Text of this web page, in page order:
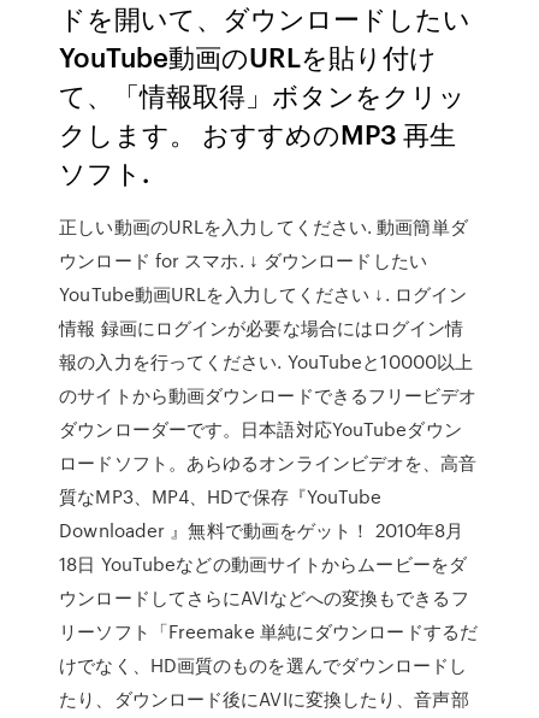
ドを開いて、ダウンロードしたい
YouTube動画のURLを貼り付け
て、「情報取得」ボタンをクリッ
クします。 おすすめのMP3 再生
ソフト.
正しい動画のURLを入力してください. 動画簡単ダ
ウンロード for スマホ. ↓ ダウンロードしたい
YouTube動画URLを入力してください ↓. ログイン
情報 録画にログインが必要な場合にはログイン情
報の入力を行ってください. YouTubeと10000以上
のサイトから動画ダウンロードできるフリービデオ
ダウンローダーです。日本語対応YouTubeダウン
ロードソフト。あらゆるオンラインビデオを、高音
質なMP3、MP4、HDで保存『YouTube
Downloader 』無料で動画をゲット！ 2010年8月
18日 YouTubeなどの動画サイトからムービーをダ
ウンロードしてさらにAVIなどへの変換もできるフ
リーソフト「Freemake 単純にダウンロードするだ
けでなく、HD画質のものを選んでダウンロードし
たり、ダウンロード後にAVIに変換したり、音声部